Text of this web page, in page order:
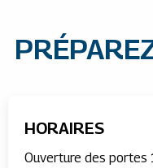
HORAIRES
Ouverture des portes